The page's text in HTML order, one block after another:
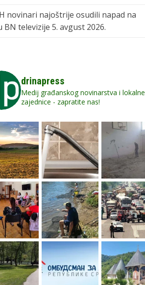
novinari najoštrije osudili napad na
BN televizije 5. avgust 2026.
drinapress
Medij građanskog novinarstva i lokalne
zajednice - zapratite nas!